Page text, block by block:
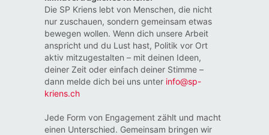
Die SP Kriens lebt von Menschen, die nicht
nur zuschauen, sondern gemeinsam etwas
bewegen wollen. Wenn dich unsere Arbeit
anspricht und du Lust hast, Politik vor Ort
aktiv mitzugestalten – mit deinen Ideen,
deiner Zeit oder einfach deiner Stimme –
dann melde dich bei uns unter info@sp-
kriens.ch
Jede Form von Engagement zählt und macht
einen Unterschied. Gemeinsam bringen wir